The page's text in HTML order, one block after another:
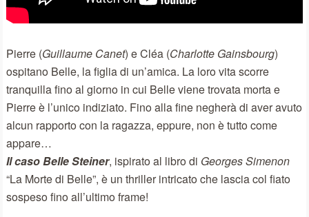
Pierre (Guillaume Canet) e Cléa (Charlotte Gainsbourg)
ospitano Belle, la figlia di un’amica. La loro vita scorre
tranquilla fino al giorno in cui Belle viene trovata morta e
Pierre è l’unico indiziato. Fino alla fine negherà di aver avuto
alcun rapporto con la ragazza, eppure, non è tutto come
appare…
Il caso Belle Steiner, ispirato al libro di Georges Simenon
“La Morte di Belle”, è un thriller intricato che lascia col fiato
sospeso fino all’ultimo frame!